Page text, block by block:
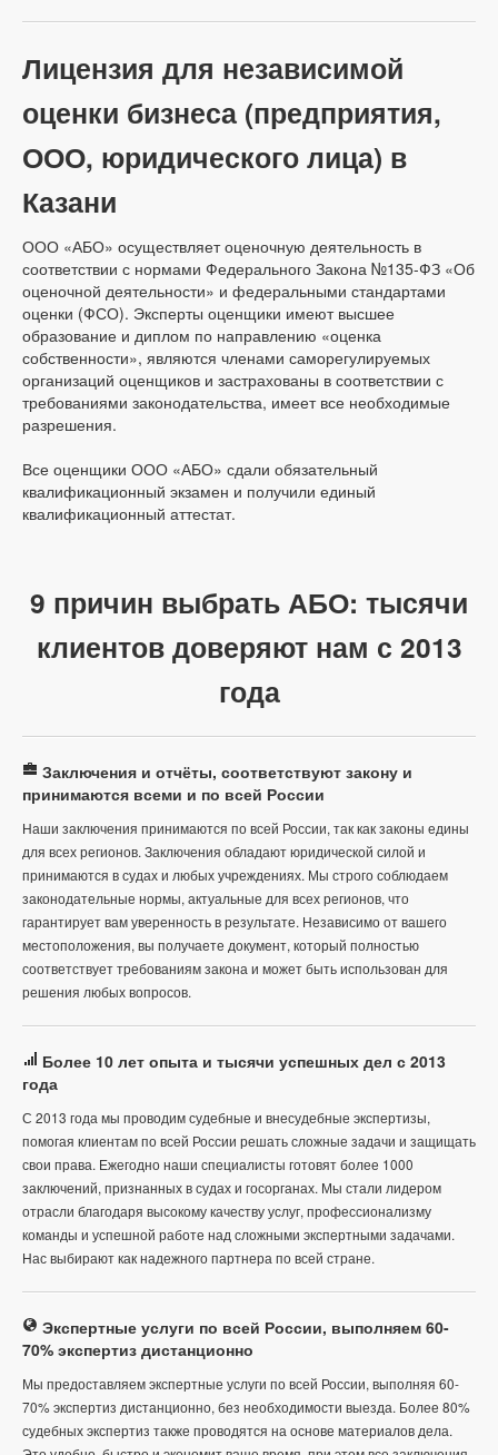
Лицензия для независимой
оценки бизнеса (предприятия,
ООО, юридического лица) в
Казани
ООО «АБО» осуществляет оценочную деятельность в
соответствии с нормами Федерального Закона №135-ФЗ «Об
оценочной деятельности» и федеральными стандартами
оценки (ФСО). Эксперты оценщики имеют высшее
образование и диплом по направлению «оценка
собственности», являются членами саморегулируемых
организаций оценщиков и застрахованы в соответствии с
требованиями законодательства, имеет все необходимые
разрешения.
Все оценщики ООО «АБО» сдали обязательный
квалификационный экзамен и получили единый
квалификационный аттестат.
9 причин выбрать АБО: тысячи
клиентов доверяют нам с 2013
года
Заключения и отчёты, соответствуют закону и
принимаются всеми и по всей России
Наши заключения принимаются по всей России, так как законы едины
для всех регионов. Заключения обладают юридической силой и
принимаются в судах и любых учреждениях. Мы строго соблюдаем
законодательные нормы, актуальные для всех регионов, что
гарантирует вам уверенность в результате. Независимо от вашего
местоположения, вы получаете документ, который полностью
соответствует требованиям закона и может быть использован для
решения любых вопросов.
Более 10 лет опыта и тысячи успешных дел с 2013
года
С 2013 года мы проводим судебные и внесудебные экспертизы,
помогая клиентам по всей России решать сложные задачи и защищать
свои права. Ежегодно наши специалисты готовят более 1000
заключений, признанных в судах и госорганах. Мы стали лидером
отрасли благодаря высокому качеству услуг, профессионализму
команды и успешной работе над сложными экспертными задачами.
Нас выбирают как надежного партнера по всей стране.
Экспертные услуги по всей России, выполняем 60-
70% экспертиз дистанционно
Мы предоставляем экспертные услуги по всей России, выполняя 60-
70% экспертиз дистанционно, без необходимости выезда. Более 80%
судебных экспертиз также проводятся на основе материалов дела.